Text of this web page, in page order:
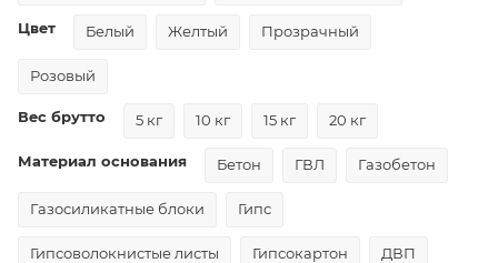
Цвет Белый Желтый Прозрачный
Розовый
Вес брутто 5 кг 10 кг 15 кг 20 кг
Материал основания Бетон ГВЛ Газобетон
Газосиликатные блоки Гипс
Гипсоволокнистые листы Гипсокартон ДВП